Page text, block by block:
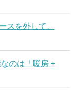
スを外して、
のは「暖房 +